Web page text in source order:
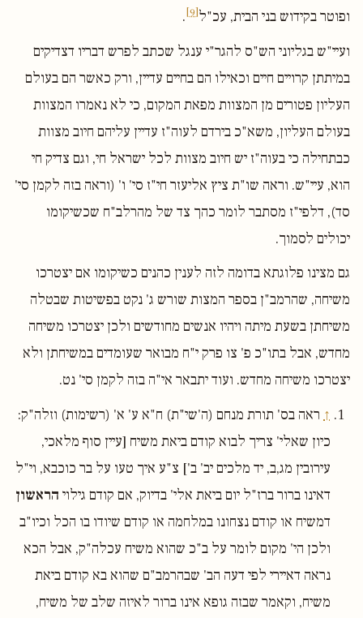
ופוטר בקידוש בני הבית, עכ"ל[9]
.
ועיי"ש בגליוני הש"ס להגר"י ענגל שכתב לפרש דבריו דצדיקים
במיתתן קרויים חיים וכאילו הם בחיים עדיין, ורק כאשר הם בעולם
העליון פטורים מן המצוות מפאת המקום, כי לא נאמרו המצוות
בעולם העליון, משא"כ בירדם לעוה"ז עדיין עליהם חיוב מצוות
כבתחילה כי בעוה"ז יש חיוב מצוות לכל ישראל חי, וגם צדיק חי
הוא, עיי"ש. וראה שו"ת ציץ אליעזר חי"ז סי' ו' (וראה בזה לקמן סי'
סד), דלפי"ז מסתבר לומר כהך צד של מהרלב"ח שכשיקומו
יכולים לסמוך.
גם מצינו פלוגתא בדומה לזה לענין כהנים כשיקומו אם יצטרכו
משיחה, שהרמב"ן בספר המצות שורש ג' נקט בפשיטות שבטלה
משיחתן בשעת מיתה ויהיו אנשים מחודשים ולכן יצטרכו משיחה
מחדש, אבל בתו"כ פ' צו פרק י"ח מבואר שעומדים במשיחתן ולא
יצטרכו משיחה מחדש. ועוד יתבאר אי"ה בזה לקמן סי' נט.
↑ ראה בס' תורת מנחם (ה'שי"ת) ח"א ע' א' (רשימות) וזלה"ק:
כיון שאלי' צריך לבוא קודם ביאת משיח [עיין סוף מלאכי,
עירובין מג,ב, יד מלכים יב' ב'] צ"ע איך טעו על בר כוכבא, וי"ל
דאינו ברור ברז"ל יום ביאת אלי' בדיוק, אם קודם גילוי הראשון
דמשיח או קודם נצחונו במלחמה או קודם שיודו בו הכל וכיו"ב
ולכן הי' מקום לומר על ב"כ שהוא משיח עכלה"ק, אבל הכא
נראה דאיירי לפי דעה הב' שבהרמב"ם שהוא בא קודם ביאת
משיח, וקאמר שבזה גופא אינו ברור לאיזה שלב של משיח,